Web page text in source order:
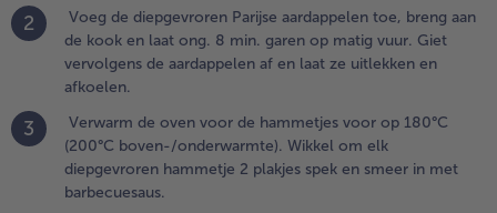
de
en
ze
2
Voeg de diepgevroren Parijse aardappelen toe, breng aan
de kook en laat ong. 8 min. garen op matig vuur. Giet
vervolgens de aardappelen af en laat ze uitlekken en
afkoelen.
3
Verwarm de oven voor de hammetjes voor op 180°C
(200°C boven-/onderwarmte). Wikkel om elk
diepgevroren hammetje 2 plakjes spek en smeer in met
barbecuesaus.